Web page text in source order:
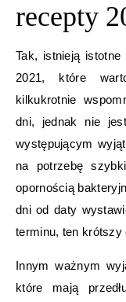
recepty
Tak, istnieją
2021, które
kilkukrotnie
dni, jednak nie
występującym
na potrzebę
opornością
dni od daty
terminu, ten krótszy
Innym ważnym
które mają